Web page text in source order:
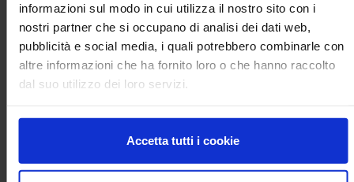
informazioni sul modo in cui utilizza il nostro sito con i
nostri partner che si occupano di analisi dei dati web,
pubblicità e social media, i quali potrebbero combinarle con
altre informazioni che ha fornito loro o che hanno raccolto
dal suo utilizzo dei loro servizi.
Accetta tutti i cookie
Le sfide da affrontare, quindi, sono molteplici: la
pianificazione territoriale, la disponibilità di risorse finanziarie
e la produzione vivaistica, tenendo conto in ogni caso che la
progettazione degli impianti deve tenere in considerazione la
forestale, valutando, nei diversi contesti, quali interventi
siano più adatti alle condizioni ambientali e socioeconomiche